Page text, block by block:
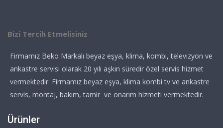
Bizi Tercih Etmelisiniz
Firmamız Beko Markalı beyaz eşya, klima, kombi, televizyon ve
ankastre servisi olarak 20 yılı aşkın süredir özel servis hizmet
vermektedir. Firmamız beyaz eşya, klima kombi tv ve ankastre
servis, montaj, bakım, tamir ve onarım hizmeti vermektedir.
Ürünler